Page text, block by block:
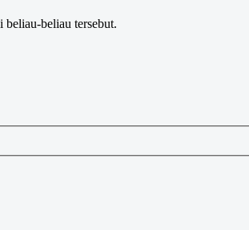
beliau-beliau tersebut.